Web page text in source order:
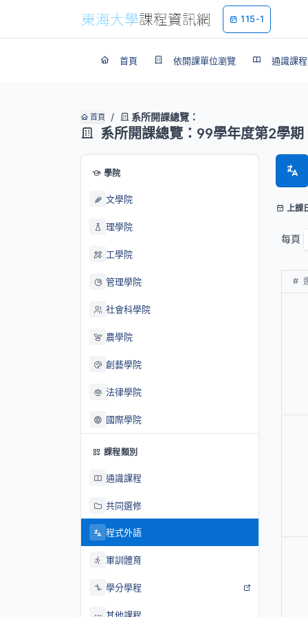
115-1
首頁 依開課單位瀏覽 通識課程
首頁 系所開課總覽：
系所開課總覽：99學年度第2學期
學院
文學院
理學院
工學院
管理學院
社會科學院
農學院
創藝學院
法律學院
國際學院
課程類別
通識課程
共同選修
程式外語
軍訓體育
學分學程
上課
每頁